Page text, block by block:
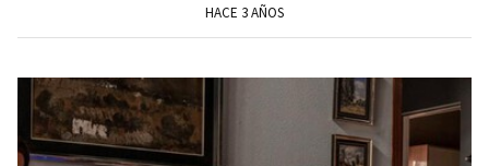
HACE 3 AÑOS